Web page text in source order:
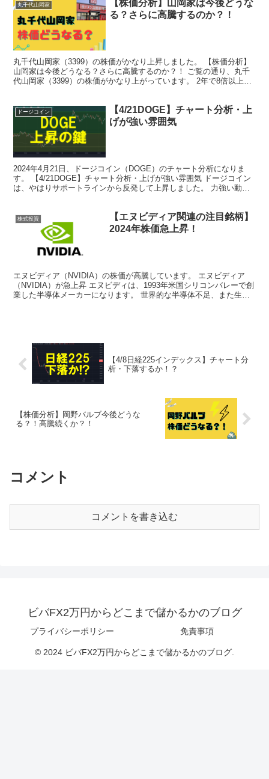
丸千代山岡家
【株価分析】山岡家は今後どうな
る？さらに高騰するのか？！
丸千代山岡家（3399）の株価がかなり上昇しました。 【株価分析】
山岡家は今後どうなる？さらに高騰するのか？！ ご覧の通り、丸千
代山岡家（3399）の株価がかなり上がっています。 2年で8倍以上に
ドージコイン
【4/21DOGE】チャート分析・上
げが強い雰囲気
2024年4月21日、ドージコイン（DOGE）のチャート分析になりま
す。 【4/21DOGE】チャート分析・上げが強い雰囲気 ドージコイン
は、やはりサポートラインから反発して上昇しました。 力強い動き
株式投資
【エヌビディア関連の注目銘柄】
2024年株価急上昇！
エヌビディア（NVIDIA）の株価が高騰しています。 エヌビディア
（NVIDIA）が急上昇 エヌビディは、1993年米国シリコンバレーで創
業した半導体メーカーになります。 世界的な半導体不足、また生成
【4/8日経225インデックス】チャート分
析・下落するか！？
【株価分析】岡野バルブ今後どうな
る？！高騰続くか？！
コメント
コメントを書き込む
ビバFX2万円からどこまで儲かるかのブログ
プライバシーポリシー 免責事項
© 2024 ビバFX2万円からどこまで儲かるかのブログ.